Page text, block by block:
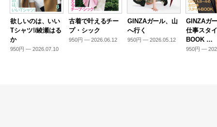
欲しいのは、いい
Tシャツ!/綾瀬はる
か
950円 — 2026.07.10
古着で叶えるチー
プ・シック
950円 — 2026.06.12
GINZAガール、山
へ行く
950円 — 2026.05.12
GINZAガ
仕事スタ
BOOK …
950円 —